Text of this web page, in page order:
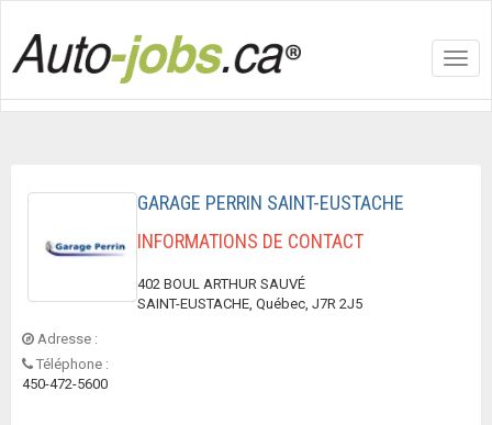
GARAGE PERRIN SAINT-EUSTACHE
INFORMATIONS DE CONTACT
Adresse :
402 BOUL ARTHUR SAUVÉ
SAINT-EUSTACHE, Québec, J7R 2J5
Téléphone :
450-472-5600